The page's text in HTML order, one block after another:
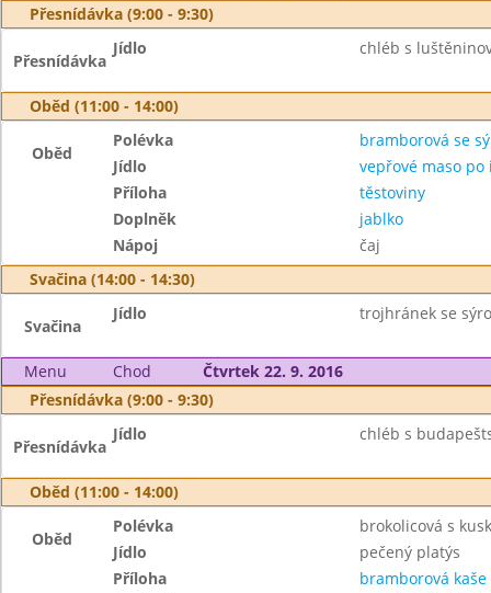
Přesnídávka (9:00 - 9:30)
Přesnídávka
Jídlo chléb s
Oběd (11:00 - 14:00)
Oběd
Polévka
bramborová se
Jídlo
vepřové maso po
Příloha
těstoviny
Doplněk
jablko
Nápoj
čaj
Svačina (14:00 - 14:30)
Svačina
Jídlo trojhránek se
Menu Chod
Čtvrtek 22. 9. 2016
Přesnídávka (9:00 - 9:30)
Přesnídávka
Jídlo chléb s
Oběd (11:00 - 14:00)
Oběd
Polévka
brokolicová s
Jídlo
pečený platýs
Příloha
bramborová kaše